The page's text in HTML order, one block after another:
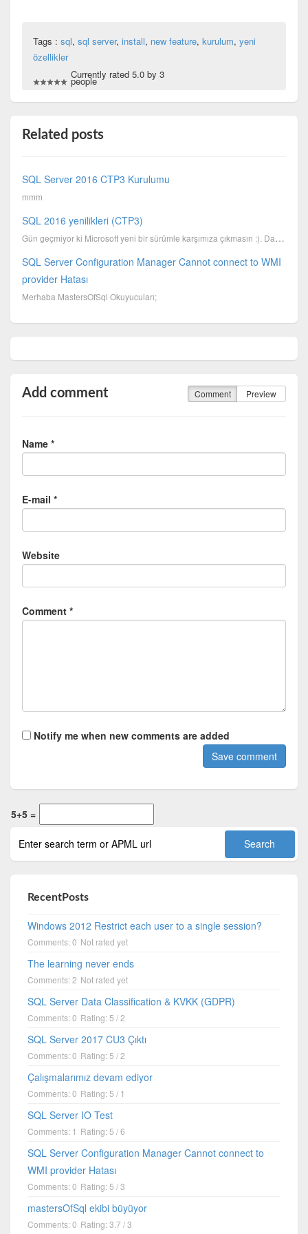
Tags : sql, sql server, install, new feature, kurulum, yeni
özellikler
Currently rated 5.0 by 3
people
Related posts
SQL Server 2016 CTP3 Kurulumu
mmm
SQL 2016 yenilikleri (CTP3)
Gün geçmiyor ki Microsoft yeni bir sürümle karşımıza çıkmasın :). Daha önce Padawan'ın güze...
SQL Server Configuration Manager Cannot connect to WMI
provider Hatası
Merhaba MastersOfSql Okuyucuları;
Add comment Comment Preview
Name *
E-mail *
Website
Comment *
Notify me when new comments are added
5+5 =
RecentPosts
Windows 2012 Restrict each user to a single session?
Comments: 0 Not rated yet
The learning never ends
Comments: 2 Not rated yet
SQL Server Data Classification & KVKK (GDPR)
Comments: 0 Rating: 5 / 2
SQL Server 2017 CU3 Çıktı
Comments: 0 Rating: 5 / 2
Çalışmalarımız devam ediyor
Comments: 0 Rating: 5 / 1
SQL Server IO Test
Comments: 1 Rating: 5 / 6
SQL Server Configuration Manager Cannot connect to
WMI provider Hatası
Comments: 0 Rating: 5 / 3
mastersOfSql ekibi büyüyor
Comments: 0 Rating: 3.7 / 3